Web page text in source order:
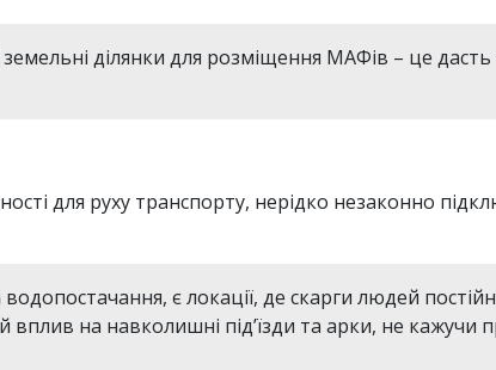
ділянки для розміщення МАФів – це дасть
для руху транспорту, нерідко незаконно
є локації, де скарги людей
на навколишні підʼїзди та арки, не кажучи